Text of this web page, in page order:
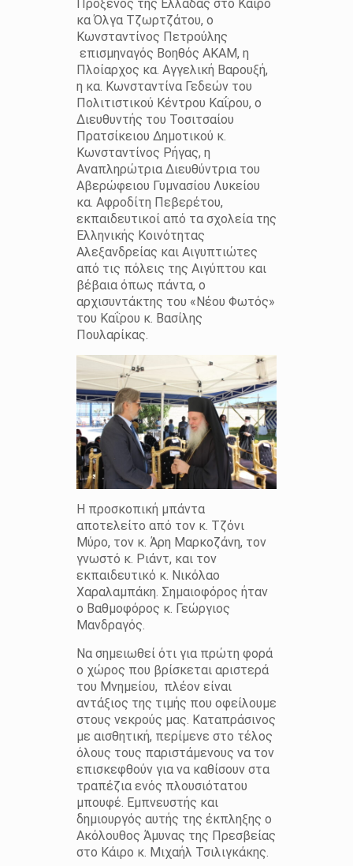
Πρόξενος της Ελλάδας στο Κάιρο
κα Όλγα Τζωρτζάτου, ο
Κωνσταντίνος Πετρούλης
επισμηναγός Βοηθός ΑΚΑΜ, η
Πλοίαρχος κα. Αγγελική Βαρουξή,
η κα. Κωνσταντίνα Γεδεών του
Πολιτιστικού Κέντρου Καΐρου, ο
Διευθυντής του Τοσιτσαίου
Πρατσίκειου Δημοτικού κ.
Κωνσταντίνος Ρήγας, η
Αναπληρώτρια Διευθύντρια του
Αβερώφειου Γυμνασίου Λυκείου
κα. Αφροδίτη Πεβερέτου,
εκπαιδευτικοί από τα σχολεία της
Ελληνικής Κοινότητας
Αλεξανδρείας και Αιγυπτιώτες
από τις πόλεις της Αιγύπτου και
βέβαια όπως πάντα, ο
αρχισυντάκτης του «Νέου Φωτός»
του Καΐρου κ. Βασίλης
Πουλαρίκας.
Η προσκοπική μπάντα
αποτελείτο από τον κ. Τζόνι
Μύρο, τον κ. Άρη Μαρκοζάνη, τον
γνωστό κ. Ριάντ, και τον
εκπαιδευτικό κ. Νικόλαο
Χαραλαμπάκη. Σημαιοφόρος ήταν
ο Βαθμοφόρος κ. Γεώργιος
Μανδραγός.
Να σημειωθεί ότι για πρώτη φορά
ο χώρος που βρίσκεται αριστερά
του Μνημείου, πλέον είναι
αντάξιος της τιμής που οφείλουμε
στους νεκρούς μας. Καταπράσινος
με αισθητική, περίμενε στο τέλος
όλους τους παριστάμενους να τον
επισκεφθούν για να καθίσουν στα
τραπέζια ενός πλουσιότατου
μπουφέ. Εμπνευστής και
δημιουργός αυτής της έκπληξης ο
Ακόλουθος Άμυνας της Πρεσβείας
στο Κάιρο κ. Μιχαήλ Τσιλιγκάκης.